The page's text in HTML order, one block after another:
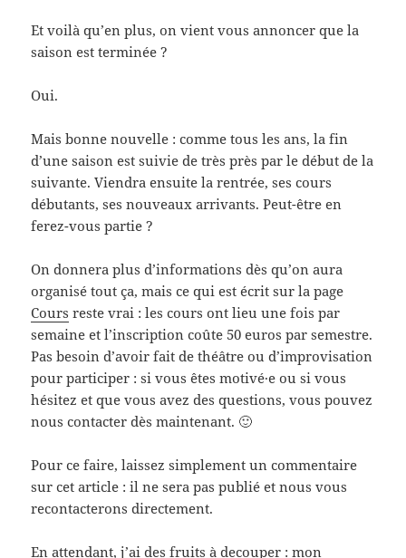
Et voilà qu’en plus, on vient vous annoncer que la
saison est terminée ?
Oui.
Mais bonne nouvelle : comme tous les ans, la fin
d’une saison est suivie de très près par le début de la
suivante. Viendra ensuite la rentrée, ses cours
débutants, ses nouveaux arrivants. Peut-être en
ferez-vous partie ?
On donnera plus d’informations dès qu’on aura
organisé tout ça, mais ce qui est écrit sur la page
Cours reste vrai : les cours ont lieu une fois par
semaine et l’inscription coûte 50 euros par semestre.
Pas besoin d’avoir fait de théâtre ou d’improvisation
pour participer : si vous êtes motivé·e ou si vous
hésitez et que vous avez des questions, vous pouvez
nous contacter dès maintenant. 🙂
Pour ce faire, laissez simplement un commentaire
sur cet article : il ne sera pas publié et nous vous
recontacterons directement.
En attendant, j’ai des fruits à decouper : mon